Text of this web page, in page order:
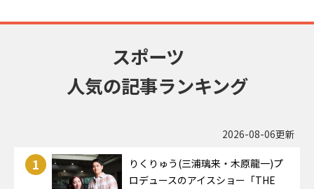
スポーツ
人気の記事ランキング
2026-08-06更新
1
りくりゅう(三浦璃来・木原龍一)プ
ロデュースのアイスショー「THE